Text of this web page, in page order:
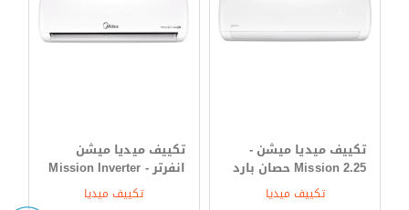
تكييف ميديا ميشن -
Mission 2.25 حصان بارد
تكييف ميديا
تكييف ميديا ميشن
انفرتر - Mission Inverter
تكييف ميديا